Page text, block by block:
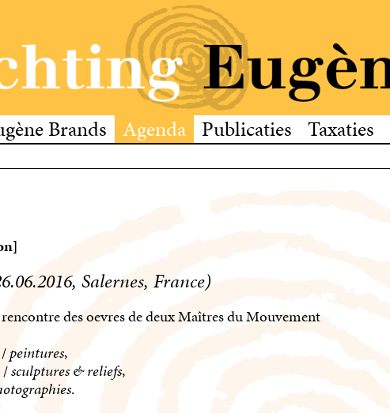
Brands Agenda Publicaties Taxaties
Salernes, France)
des oevres de deux Maîtres du Mouvement
peintures,
/sculptures & reliefs,
.